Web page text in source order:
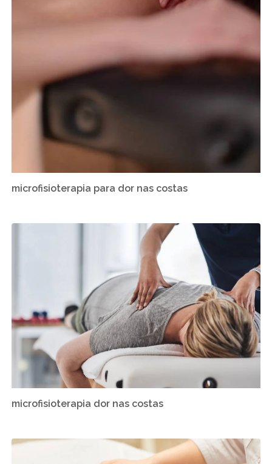
microfisioterapia para dor nas costas
microfisioterapia dor nas costas